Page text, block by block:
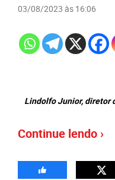
03/08/2023 às 16:06
Lindolfo Junior, diretor
Continue lendo ›